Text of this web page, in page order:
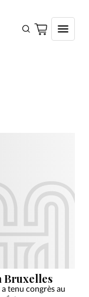
Bruxelles
tenu congrès au